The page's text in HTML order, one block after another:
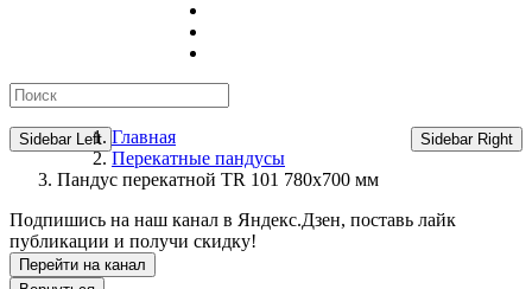
Sidebar Left Sidebar Right
Главная
Перекатные пандусы
Пандус перекатной TR 101 780х700 мм
Подпишись на наш канал в Яндекс.Дзен, поставь лайк
публикации и получи скидку!